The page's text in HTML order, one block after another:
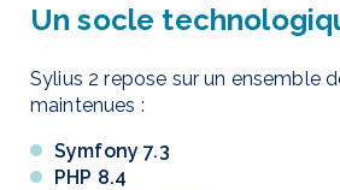
Un socle
Sylius 2 repose sur un ensemble
maintenues :
Symfony 7.3
PHP 8.4